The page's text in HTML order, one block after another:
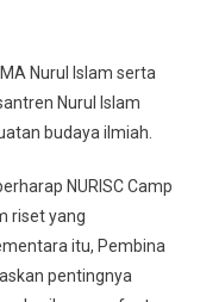
Nurul Islam serta
Nurul Islam
budaya ilmiah.
NURISC Camp
riset yang
itu, Pembina
pentingnya